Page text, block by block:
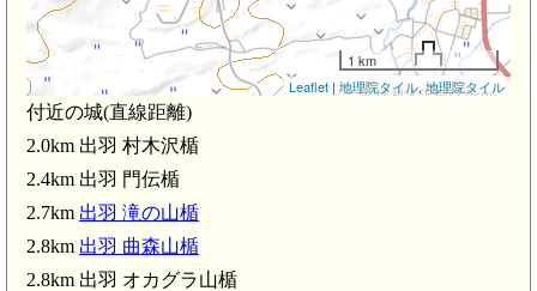
出羽 村木沢楯(2.0km)
出羽 滝の山楯(2.7km)
出羽 曲森山楯(2.8km)
楯(2.8km)
1 km
Leaflet | 地理院タイル,地理院タイル
付近の城(直線距離)
2.0km 出羽 村木沢楯
2.4km 出羽 門伝楯
2.7km 出羽 滝の山楯
2.8km 出羽 曲森山楯
2.8km 出羽 オカグラ山楯